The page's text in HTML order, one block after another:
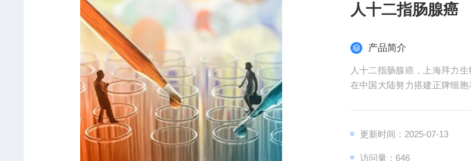
人十二指肠腺癌
产品简介
人十二指肠腺癌，上海拜力
在中国大陆努力搭建正牌细
更新时间：2025-07-13
访问量：646